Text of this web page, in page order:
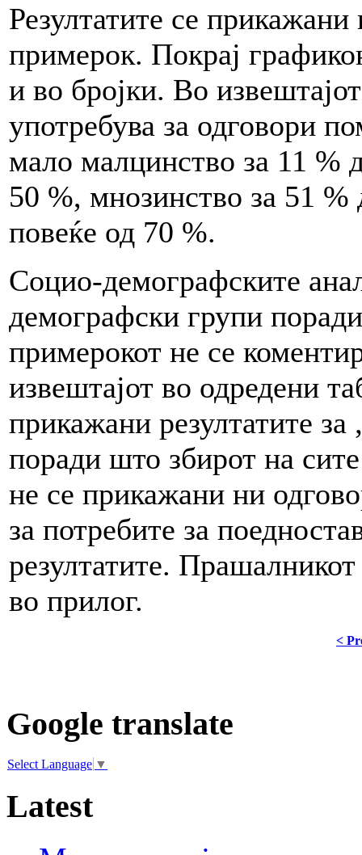
Резултатите се
примерок. Покрај
и во бројки. Во
употребува за одговори
мало малцинство за 11 %
50 %, мнозинство за 51
повеќе од 70 %.
Социо-демографските
демографски групи
примерокот не се
извештајот во одредени
прикажани резултатите за
поради што збирот на
не се прикажани ни
за потребите за
резултатите.
во прилог.
<
Google translate
Select Language ▼
Latest